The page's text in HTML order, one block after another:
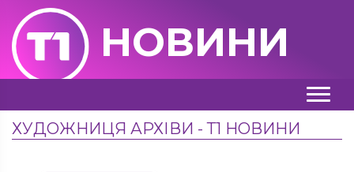
НОВИНИ
ХУДОЖНИЦЯ АРХІВИ - Т1 НОВИНИ